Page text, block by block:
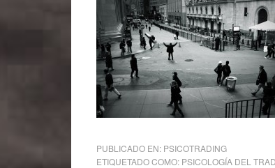
PUBLICADO EN: PSICOTRADING
ETIQUETADO COMO: PSICOLOGÍA DEL